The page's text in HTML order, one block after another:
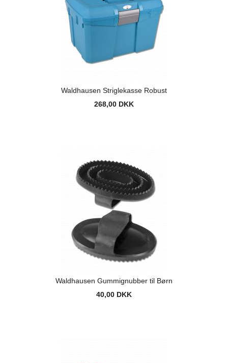
Waldhausen Striglekasse Robust
268,00 DKK
Waldhausen Gummignubber til Børn
40,00 DKK